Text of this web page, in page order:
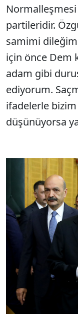
partileridir.
samimi
için önce Dem
adam gibi
ediyorum.
ifadelerle bizim
düşünüyorsa